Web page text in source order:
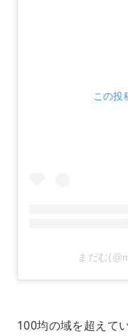
この投
まだむ
100均の域を超えて